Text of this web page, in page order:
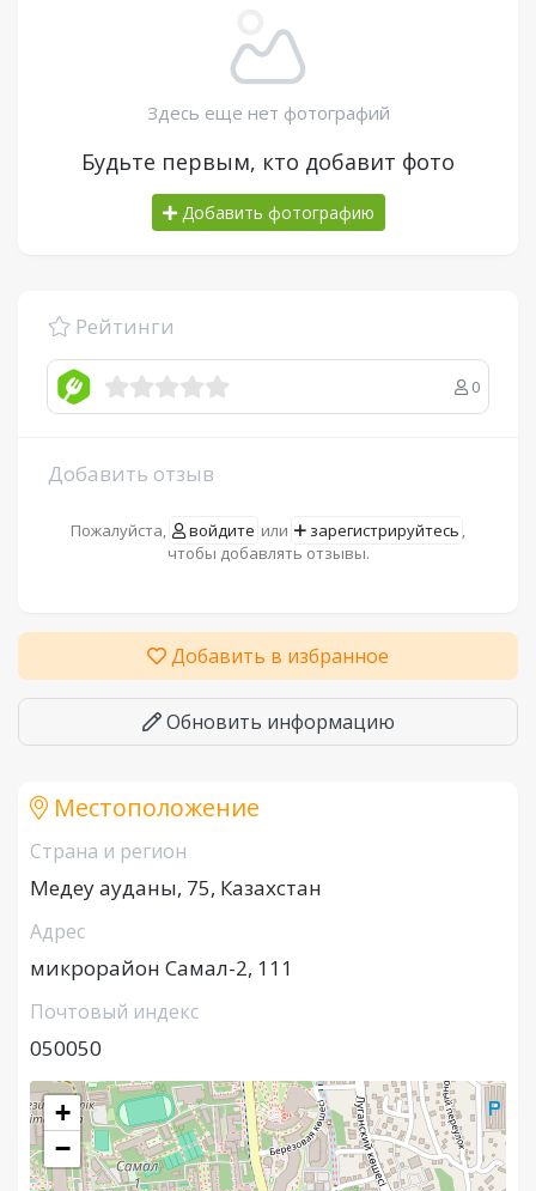
Здесь еще нет фотографий
Будьте первым, кто добавит фото
Добавить фотографию
Рейтинги
0
Добавить отзыв
Пожалуйста, войдите или зарегистрируйтесь ,
чтобы добавлять отзывы.
Добавить в избранное
Обновить информацию
Местоположение
Страна и регион
Медеу ауданы, 75, Казахстан
Адрес
микрорайон Самал-2, 111
Почтовый индекс
050050
+
−